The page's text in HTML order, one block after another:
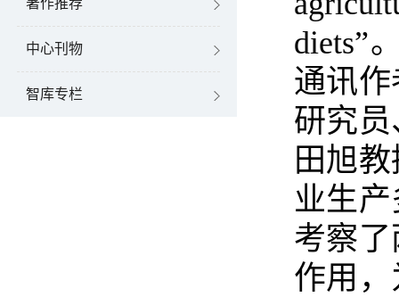
著作推荐
中心刊物
智库专栏
diets”
通讯
研究
田旭
业生
考察
作用